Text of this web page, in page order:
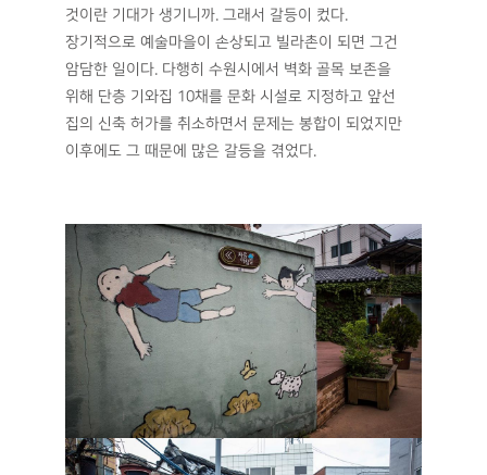
것이란 기대가 생기니까. 그래서 갈등이 컸다.
장기적으로 예술마을이 손상되고 빌라촌이 되면 그건
암담한 일이다. 다행히 수원시에서 벽화 골목 보존을
위해 단층 기와집 10채를 문화 시설로 지정하고 앞선
집의 신축 허가를 취소하면서 문제는 봉합이 되었지만
이후에도 그 때문에 많은 갈등을 겪었다.